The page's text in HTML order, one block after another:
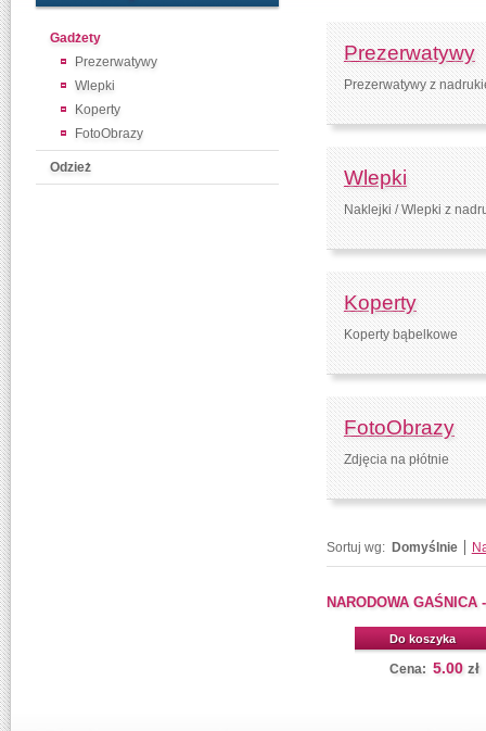
Gadżety
Prezerwatywy
Wlepki
Koperty
FotoObrazy
Odzież
Prezerwatywy
Prezerwatywy z
Wlepki
Naklejki / Wlepki z
Koperty
Koperty bąbelkowe
FotoObrazy
Zdjęcia na płótnie
Sortuj wg: Domyślnie
NARODOWA
Do koszyka
Cena: 5.00 zł